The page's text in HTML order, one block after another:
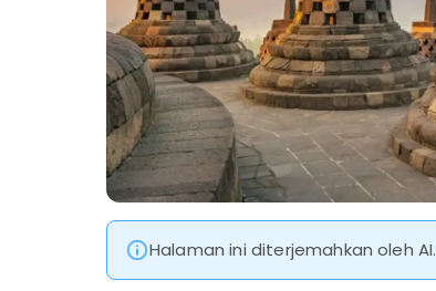
Halaman ini diterjemahkan oleh AI.